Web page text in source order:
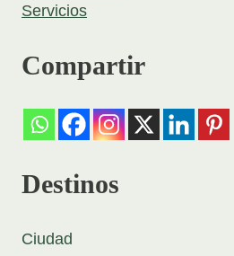
Servicios
Compartir
Destinos
Ciudad